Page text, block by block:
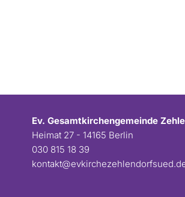
Ev. Gesamtkirchengemeinde
Heimat 27 - 14165 Berlin
030 815 18 39